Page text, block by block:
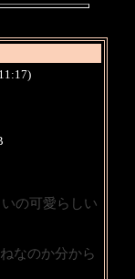
の可愛らしい
なのか分から